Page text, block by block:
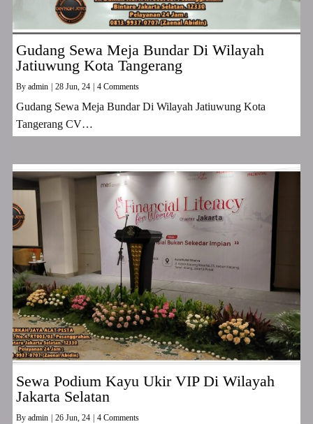
Gudang Sewa Meja Bundar Di Wilayah
Jatiuwung Kota Tangerang
By admin | 28 Jun, 24 | 4 Comments
Gudang Sewa Meja Bundar Di Wilayah Jatiuwung Kota
Tangerang CV…
Sewa Podium Kayu Ukir VIP Di Wilayah
Jakarta Selatan
By admin 26 Jun, 24 4 Comments